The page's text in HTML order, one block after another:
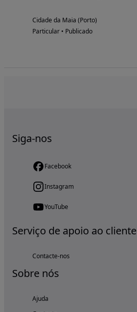
Cidade da Maia (Porto)
Particular • Publicado
Siga-nos
Facebook
Instagram
YouTube
Serviço de apoio ao cliente
Contacte-nos
Sobre nós
Ajuda